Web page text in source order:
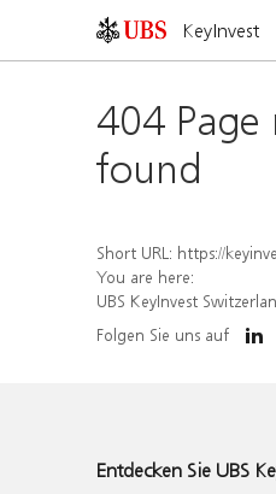
KeyInvest
404 Page
found
Short URL: https://keyinvest-
You are here:
UBS KeyInvest
Folgen Sie uns auf
Entdecken Sie UBS